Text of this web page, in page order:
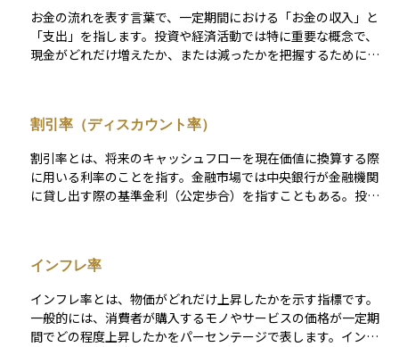
お金の流れを表す言葉で、一定期間における「お金の収入」と
「支出」を指します。投資や経済活動では特に重要な概念で、
現金がどれだけ増えたか、または減ったかを把握するために使
つ目は借入金や配当などの「財務キャッシュフロー」です。 キ
ャッシュフローがプラスであれば手元にお金が増えている状
態、マイナスであれば減っている状態を示します。これを理解
することで、資産の健全性や投資先の実態を見極めることがで
き、初心者でも資金管理や投資判断の基礎として役立てられま
割引率（ディスカウント率）
割引率とは、将来のキャッシュフローを現在価値に換算する際
に用いる利率のことを指す。金融市場では中央銀行が金融機関
に貸し出す際の基準金利（公定歩合）を指すこともある。投資
インフレ率
インフレ率とは、物価がどれだけ上昇したかを示す指標です。
一般的には、消費者が購入するモノやサービスの価格が一定期
間でどの程度上昇したかをパーセンテージで表します。インフ